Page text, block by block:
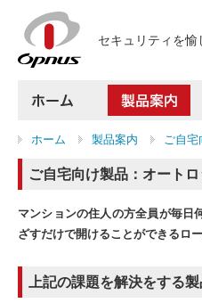
セキュリティを愉
製品案内
カタログ・仕様
よくある質問
お問い合わせ
採用情報
プレスリリース
アクセス
サイトマップ
ホーム 製品案内 ご自宅
ご自宅向け製品：オート
マンションの住人の方全員が毎日
ざすだけで開けることができるロ
上記の課題を解決をする